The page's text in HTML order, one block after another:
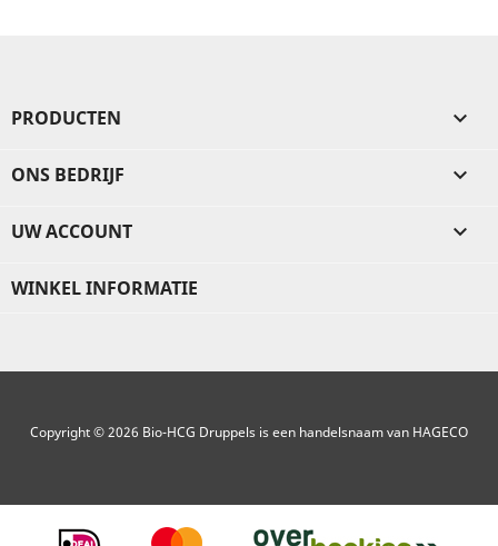
PRODUCTEN 
ONS BEDRIJF 
UW ACCOUNT 
WINKEL INFORMATIE
Copyright © 2026 Bio-HCG Druppels is een handelsnaam van HAGECO